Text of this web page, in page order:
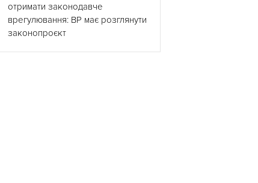
отримати законодавче
врегулювання: ВР має розглянути
законопроєкт